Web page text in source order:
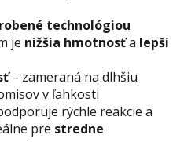
technológiou
je nižšia hmotnosťa lepší
– zameraná na dlhšiu
v ľahkosti
rýchle reakcie a
pre stredne